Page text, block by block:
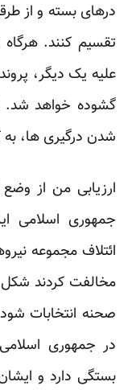
درهای بسته و از
تقسیم کنند.
علیه یک دیگر،
گشوده خواهد شد.
شدن درگیری ها، به
ارزیابی من از
جمهوری اسلامی
ائتلاف مجموعه
مخالفت کردند شکل
صحنه انتخابات
در جمهوری
بستگی دارد و